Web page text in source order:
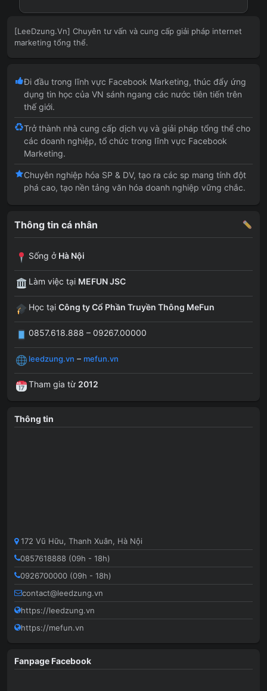
[LeeDzung.Vn] Chuyên tư vấn và cung cấp giải pháp internet
marketing tổng thể.
Đi đầu trong lĩnh vực Facebook Marketing, thúc đẩy ứng
dụng tin học của VN sánh ngang các nước tiên tiến trên
thế giới.
Trở thành nhà cung cấp dịch vụ và giải pháp tổng thể cho
các doanh nghiệp, tổ chức trong lĩnh vực Facebook
Marketing.
Chuyên nghiệp hóa SP & DV, tạo ra các sp mang tính đột
phá cao, tạo nền tảng văn hóa doanh nghiệp vững chắc.
Thông tin cá nhân
Sống ở Hà Nội
Làm việc tại MEFUN JSC
Học tại Công ty Cổ Phần Truyền Thông MeFun
0857.618.888 – 09267.00000
leedzung.vn – mefun.vn
Tham gia từ 2012
Thông tin
172 Vũ Hữu, Thanh Xuân, Hà Nội
0857618888 (09h - 18h)
0926700000 (09h - 18h)
contact@leedzung.vn
https://leedzung.vn
https://mefun.vn
Fanpage Facebook